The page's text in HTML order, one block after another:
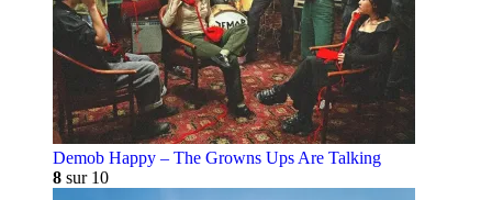
Demob Happy – The Growns Ups Are Talking
8 sur 10